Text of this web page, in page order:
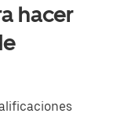
hacer